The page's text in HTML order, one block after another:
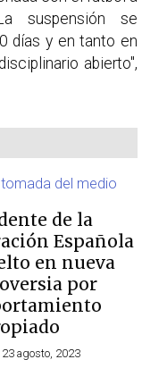
suspensión se
días y en tanto en
abierto",
de la
Española
en nueva
por
agosto, 2023